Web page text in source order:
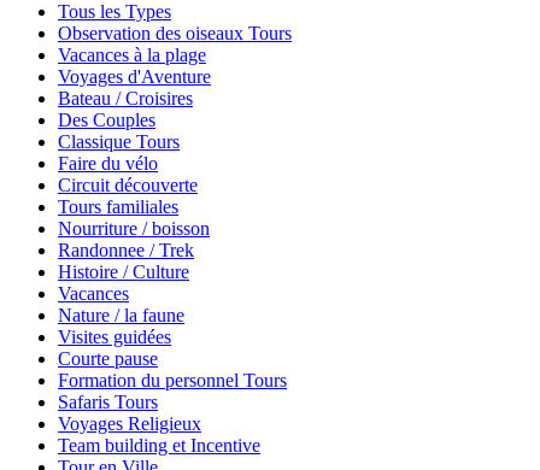
Tous les Types
Observation des oiseaux Tours
Vacances à la plage
Voyages d'Aventure
Bateau / Croisires
Des Couples
Classique Tours
Faire du vélo
Circuit découverte
Tours familiales
Nourriture / boisson
Randonnee / Trek
Histoire / Culture
Vacances
Nature / la faune
Visites guidées
Courte pause
Formation du personnel Tours
Safaris Tours
Voyages Religieux
Team building et Incentive